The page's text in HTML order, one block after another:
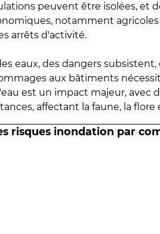
peuvent être isolées, et
notamment
arrêts d'activité.
eaux, des dangers
aux bâtiments
est un impact majeur, avec
affectant la faune, la flore
risques inondation par